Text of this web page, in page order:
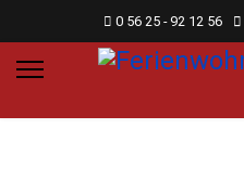
0 56 25 - 92 12 56